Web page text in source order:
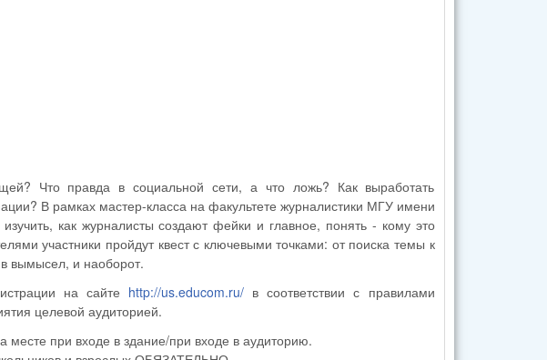
В рамках мастер-класса на факультете журналистики МГУ имени
как журналисты создают фейки и главное, понять - кому это
участники пройдут квест с ключевыми точками: от поиска темы к
вымысел, и наоборот.
на сайте http://us.educom.ru/в соответствии с правилами
целевой аудиторией.
месте при входе в здание/при входе в аудиторию.